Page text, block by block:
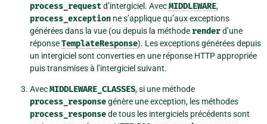
process_requestd’intergiciel. AvecMIDDLEWARE,
process_exception ne s’applique qu’aux exceptions
générées dans la vue (ou depuis la méthode renderd’une
réponseTemplateResponse). Les exceptions générées depuis
un intergiciel sont converties en une réponse HTTP appropriée
puis transmises à l’intergiciel suivant.
AvecMIDDLEWARE_CLASSES, si une méthode
process_responsegénère une exception, les méthodes
process_responsede tous les intergiciels précédents sont